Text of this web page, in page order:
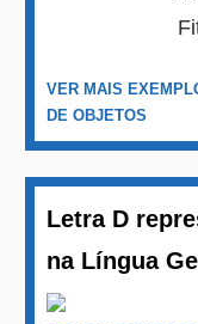
VER MAIS
DE OBJETOS
Letra D
na Língua